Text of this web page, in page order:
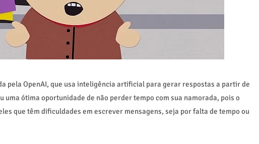
pela OpenAI, que usa inteligência artificial para gerar respostas a partir de
uma ótima oportunidade de não perder tempo com sua namorada, pois o
que têm dificuldades em escrever mensagens, seja por falta de tempo ou